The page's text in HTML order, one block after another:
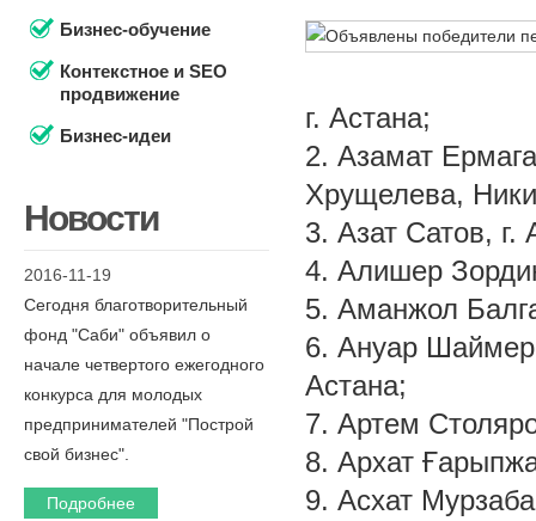
Бизнес-обучение
Контекстное и SEO
продвижение
Бизнес-идеи
Новости
2016-11-19
Сегодня благотворительный
фонд "Саби" объявил о
начале четвертого ежегодного
конкурса для молодых
предпринимателей "Построй
свой бизнес".
Подробнее
г. Астана;
2. Азамат
Хрущелева,
3. Азат Сатов, г.
4. Алишер
5. Аманжол
6. Ануар
Астана;
7. Артем
8. Архат
9. Асхат